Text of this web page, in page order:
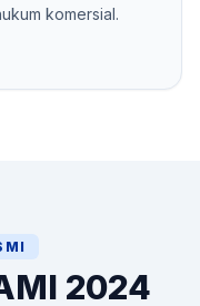
komersial.
2024